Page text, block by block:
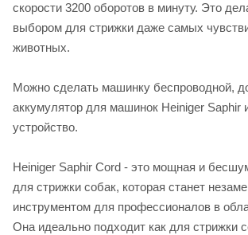
скорости 3200 оборотов в минуту. Это
выбором для стрижки даже самых
животных.
Можно сделать машинку беспроводной,
аккумулятор для машинок Heiniger Saphir
устройство.
Heiniger Saphir Cord - это мощная и
для стрижки собак, которая станет
инструментом для профессионалов в
Она идеально подходит как для стрижки